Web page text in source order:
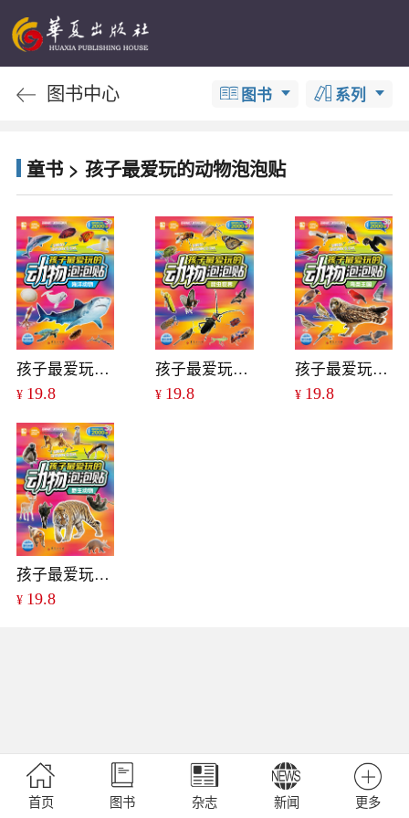
图书中心 图书 系列
童书 > 孩子最爱玩的动物泡泡贴
孩子最爱玩的动物泡泡贴：海洋动物
¥ 19.8
孩子最爱玩的动物泡泡贴：昆虫世界
¥ 19.8
孩子最爱玩的动物泡泡贴：鸟类王国
¥ 19.8
孩子最爱玩的动物泡泡贴：野生动物
¥ 19.8
首页 图书 杂志 新闻 更多